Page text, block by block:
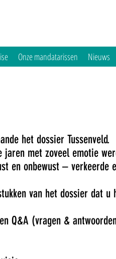
het dossier Tussenveld.
met zoveel emotie
en onbewust – verkeerde
van het dossier dat u
Q&A (vragen &
Onze mandatarissen Nieuws